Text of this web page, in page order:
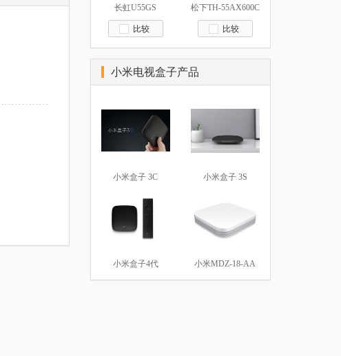
长虹U55GS
比较
松下TH-55AX600C
比较
小米电视盒子产品
小米盒子 3C 小米盒子 3S
小米盒子4代 小米MDZ-18-AA